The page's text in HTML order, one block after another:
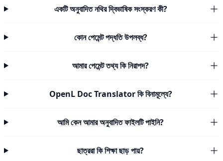
একটি অনুবাদিত নথির দ্বিভাষিক সংস্করণ কী?
কোন পেমেন্ট পদ্ধতি উপলব্ধ?
আমার পেমেন্ট তথ্য কি নিরাপদ?
OpenL Doc Translator কি বিনামূল্যে?
আমি কেন আমার অনুবাদিত ফাইলটি পাইনি?
ছাত্ররা কি শিক্ষা ছাড় পায়?